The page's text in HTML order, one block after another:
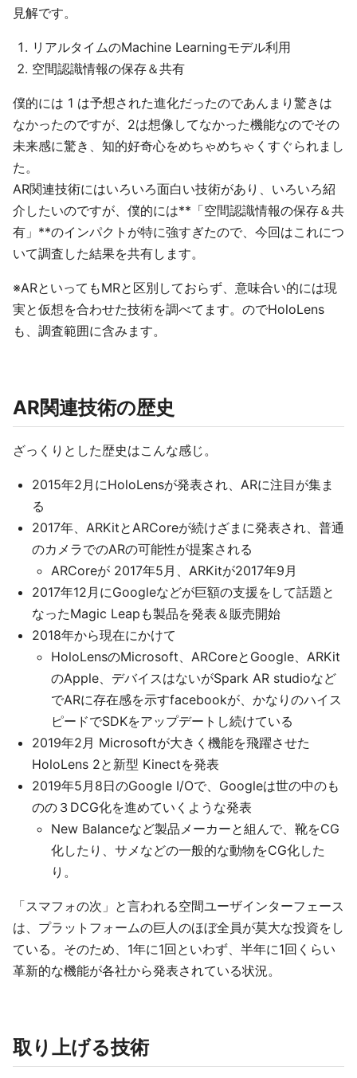
見解です。
リアルタイムのMachine Learningモデル利用
空間認識情報の保存＆共有
僕的には 1 は予想された進化だったのであんまり驚きは
なかったのですが、2は想像してなかった機能なのでその
未来感に驚き、知的好奇心をめちゃめちゃくすぐられまし
た。
AR関連技術にはいろいろ面白い技術があり、いろいろ紹
介したいのですが、僕的には**「空間認識情報の保存＆共
有」**のインパクトが特に強すぎたので、今回はこれにつ
いて調査した結果を共有します。
※ARといってもMRと区別しておらず、意味合い的には現
実と仮想を合わせた技術を調べてます。のでHoloLens
も、調査範囲に含みます。
AR関連技術の歴史
ざっくりとした歴史はこんな感じ。
2015年2月にHoloLensが発表され、ARに注目が集ま
る
2017年、ARKitとARCoreが続けざまに発表され、普通
のカメラでのARの可能性が提案される
ARCoreが 2017年5月、ARKitが2017年9月
2017年12月にGoogleなどが巨額の支援をして話題と
なったMagic Leapも製品を発表＆販売開始
2018年から現在にかけて
HoloLensのMicrosoft、ARCoreとGoogle、ARKit
のApple、デバイスはないがSpark AR studioなど
でARに存在感を示すfacebookが、かなりのハイス
ピードでSDKをアップデートし続けている
2019年2月 Microsoftが大きく機能を飛躍させた
HoloLens 2と新型 Kinectを発表
2019年5月8日のGoogle I/Oで、Googleは世の中のも
のの３DCG化を進めていくような発表
New Balanceなど製品メーカーと組んで、靴をCG
化したり、サメなどの一般的な動物をCG化した
り。
「スマフォの次」と言われる空間ユーザインターフェース
は、プラットフォームの巨人のほぼ全員が莫大な投資をし
ている。そのため、1年に1回といわず、半年に1回くらい
革新的な機能が各社から発表されている状況。
取り上げる技術